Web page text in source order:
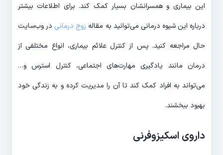
این بیماری و همسرانشان بسیار کمک کند. برای اطلاعات بیشتر
درباره این شیوه درمانی می‌توانید به مقاله زوج درمانی در وب‌سایت
حال مراجعه کنید. پس از کنترل علائم بیماری، انواع مختلفی از
درمان مانند یادگیری مهارت‌های اجتماعی، کنترل استرس و…
می‌تواند به افراد کمک کند تا آن را مدیریت کرده و به زندگی خود
بهبود ببخشند.
داروی اسکیزوفرنی